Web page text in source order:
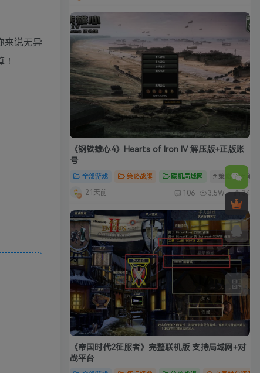
来说无异
《钢铁雄心4》Hearts of Iron IV 解压版+正版账
号
全部游戏 策略战旗 联机局域网 # 策略 # 单
21天前 106 3.5W+ 34
《帝国时代2征服者》完整联机版 支持局域网+对
战平台